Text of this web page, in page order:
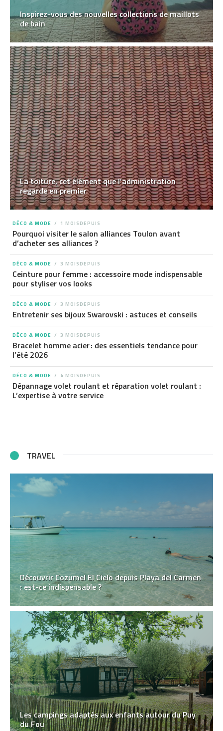
Inspirez-vous des nouvelles collections de maillots
de bain
La toiture, cet élément que l’administration
regarde en premier
DÉCO & MODE 1 MOISDEPUIS
Pourquoi visiter le salon alliances Toulon avant
d’acheter ses alliances ?
DÉCO & MODE 3 MOISDEPUIS
Ceinture pour femme : accessoire mode indispensable
pour styliser vos looks
DÉCO & MODE 3 MOISDEPUIS
Entretenir ses bijoux Swarovski : astuces et conseils
DÉCO & MODE 3 MOISDEPUIS
Bracelet homme acier : des essentiels tendance pour
l’été 2026
DÉCO & MODE 4 MOISDEPUIS
Dépannage volet roulant et réparation volet roulant :
L’expertise à votre service
TRAVEL
Découvrir Cozumel El Cielo depuis Playa del Carmen
: est-ce indispensable ?
Les campings adaptés aux enfants autour du Puy
du Fou